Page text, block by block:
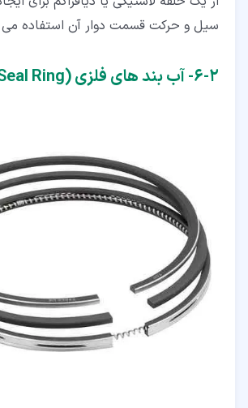
سیل و حرکت قسمت دوار آن استفاده
۲‏-‏۶‏- آب بند های فلزی (Metal Seal Ring)